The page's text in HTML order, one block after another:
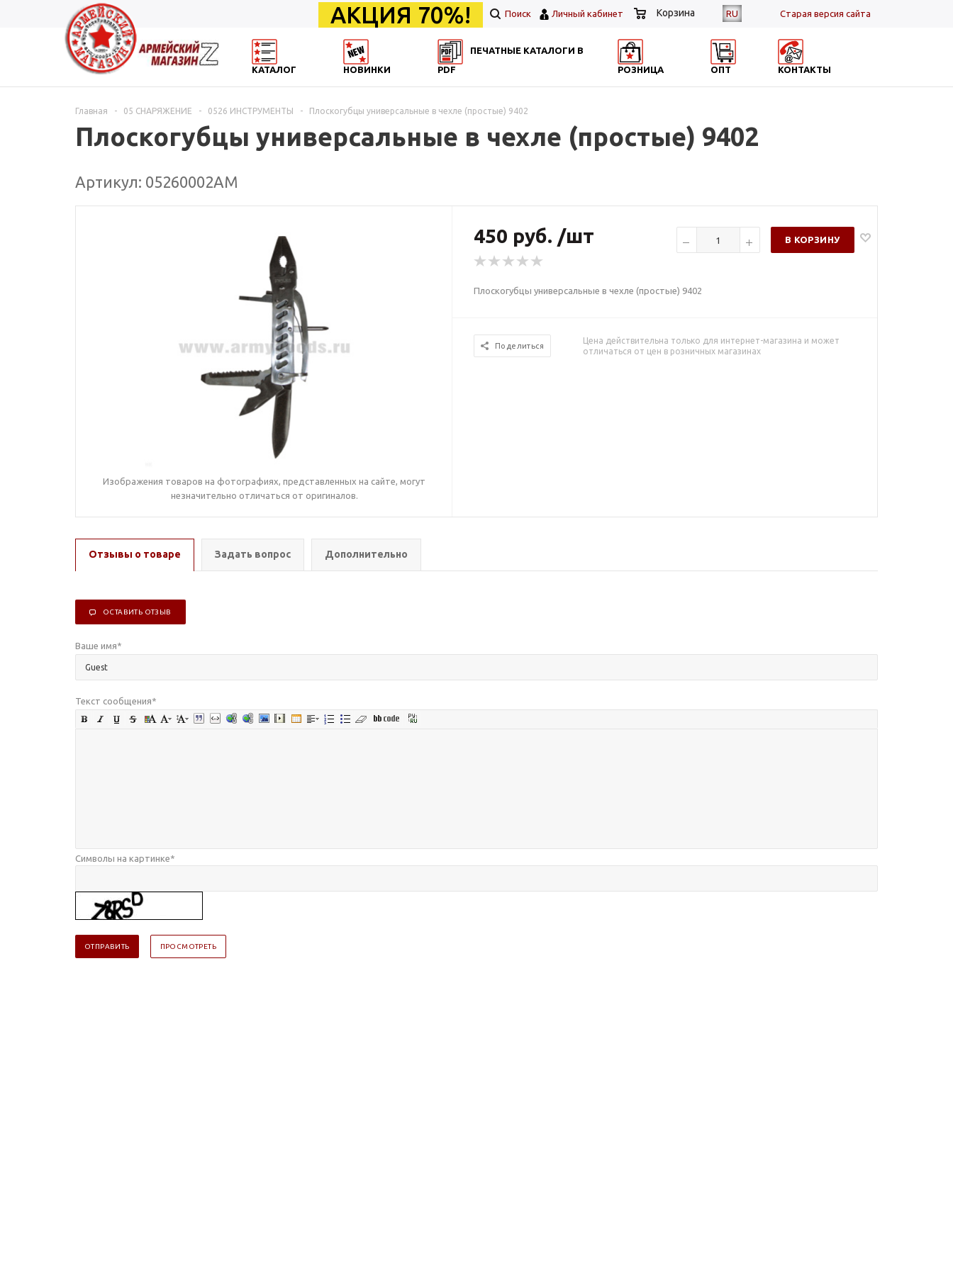
RU Cтарая версия сайта
АКЦИЯ 70%! Поиск Личный кабинет Корзина
КАТАЛОГ НОВИНКИ
ПЕЧАТНЫЕ КАТАЛОГИ В
PDF
РОЗНИЦА ОПТ КОНТАКТЫ
Главная - 05 СНАРЯЖЕНИЕ - 0526 ИНСТРУМЕНТЫ - Плоскогубцы универсальные в чехле (простые) 9402
Плоскогубцы универсальные в чехле (простые) 9402
Артикул: 05260002АМ
Изображения товаров на фотографиях, представленных на сайте, могут
незначительно отличаться от оригиналов.
450 руб. /шт В КОРЗИНУ
Плоскогубцы универсальные в чехле (простые) 9402
Поделиться
Цена действительна только для интернет-магазина и может
отличаться от цен в розничных магазинах
Отзывы о товаре Задать вопрос Дополнительно
ОСТАВИТЬ ОТЗЫВ
Ваше имя*
Текст сообщения*
Символы на картинке*